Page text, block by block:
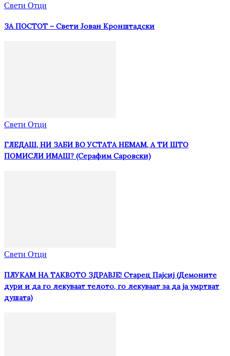
Свети Отци
ЗА ПОСТОТ – Свети Јован Кронштадски
Свети Отци
ГЛЕДАШ, НИ ЗАБИ ВО УСТАТА НЕМАМ, А ТИ ШТО
ПОМИСЛИ ИМАШ? (Серафим Саровски)
Свети Отци
ПЛУКАМ НА ТАКВОТО ЗДРАВЈЕ! Старец Пајсиј (Демоните
дури и да го лекуваат телото, го лекуваат за да ја умртват
душата)